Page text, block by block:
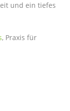
und ein tiefes
, Praxis für